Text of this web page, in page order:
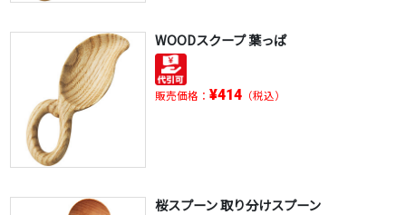
WOODスクープ 葉っぱ
販売価格： ¥414（税込）
桜スプーン 取り分けスプーン